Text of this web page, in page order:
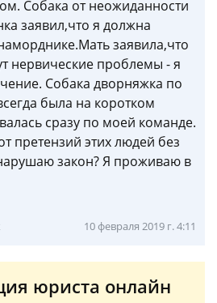
Собака от неожиданности
заявил,что я должна
заявила,что
нервические проблемы - я
Собака дворняжка по
была на коротком
сразу по моей команде.
претензий этих людей без
закон? Я проживаю в
10 февраля 2019 г. 4:11
юриста онлайн